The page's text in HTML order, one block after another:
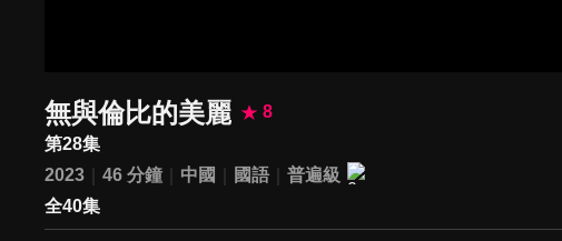
無與倫比的美麗
8
第28集
2023
46 分鐘 中國 國語
普遍級
全40集